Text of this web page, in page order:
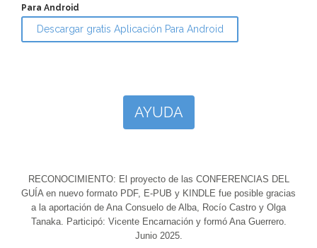
Para Android
Descargar gratis Aplicación Para Android
AYUDA
RECONOCIMIENTO: El proyecto de las CONFERENCIAS DEL
GUÍA en nuevo formato PDF, E-PUB y KINDLE fue posible gracias
a la aportación de Ana Consuelo de Alba, Rocío Castro y Olga
Tanaka. Participó: Vicente Encarnación y formó Ana Guerrero.
Junio 2025.